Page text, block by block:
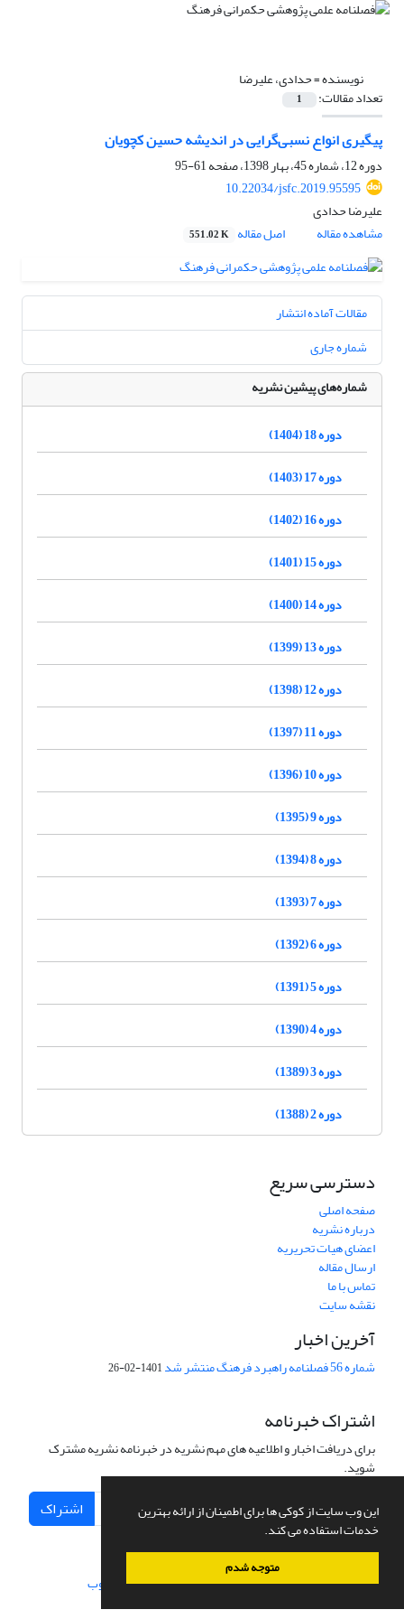
این وب سایت از کوکی ها برای اطمینان از ارائه بهترین
خدمات استفاده می کند.
متوجه شدم
نویسنده =حدادی، علیرضا
تعداد مقالات: 1
پیگیری انواع نسبی‌گرایی در اندیشه حسین کچویان
دوره 12، شماره 45، بهار 1398، صفحه
61-95
10.22034/jsfc.2019.95595
علیرضا حدادی
مشاهده مقاله
اصل مقاله 551.02 K
مقالات آماده انتشار
شماره جاری
شماره‌های پیشین نشریه
دوره 18 (1404)
دوره 17 (1403)
دوره 16 (1402)
دوره 15 (1401)
دوره 14 (1400)
دوره 13 (1399)
دوره 12 (1398)
دوره 11 (1397)
دوره 10 (1396)
دوره 9 (1395)
دوره 8 (1394)
دوره 7 (1393)
دوره 6 (1392)
دوره 5 (1391)
دوره 4 (1390)
دوره 3 (1389)
دوره 2 (1388)
دسترسی سریع
صفحه اصلی
درباره نشریه
اعضای هیات تحریریه
ارسال مقاله
تماس با ما
نقشه سایت
آخرین اخبار
شماره 56 فصلنامه راهبرد فرهنگ منتشر شد 1401-02-26
اشتراک خبرنامه
برای دریافت اخبار و اطلاعیه های مهم نشریه در خبرنامه نشریه مشترک
شوید.
اشتراک
سامانه مدیریت نشریات علمی.طراحی و پیاده سازی از سیناوب